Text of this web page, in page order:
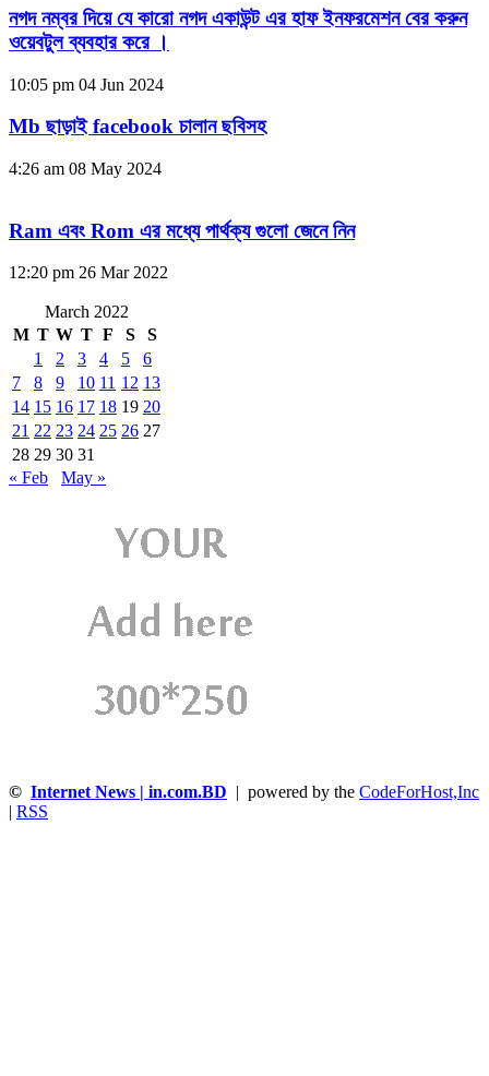
নগদ নম্বর দিয়ে যে কারো নগদ একাউন্ট এর হাফ ইনফরমেশন বের করুন
ওয়েবটুল ব্যবহার করে ।
10:05 pm 04 Jun 2024
Mb ছাড়াই facebook চালান ছবিসহ
4:26 am 08 May 2024
Ram এবং Rom এর মধ্যে পার্থক্য গুলো জেনে নিন
12:20 pm 26 Mar 2022
March 2022
M T W T F S
S
1
2 3 4 5
6
7
8 9 10 11 12 13
14 15 16 17 18 19 20
21 22 23 24 25 26 27
28 29 30 31
« Feb
May »
© Internet News | in.com.BD | powered by the CodeForHost,Inc
RSS